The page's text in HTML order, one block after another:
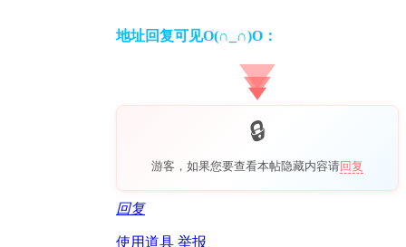
地址回复可见O(∩_∩)O：
游客，如果您要查看本帖隐藏内容请回复
回复
使用道具 举报